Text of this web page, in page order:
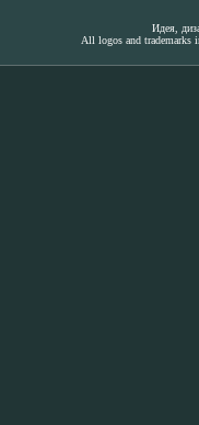
Идея,
All logos and trademarks